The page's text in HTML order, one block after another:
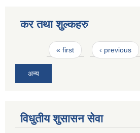
कर तथा शुल्कहरु
Pages« first ‹ previous
अन्य
विधुतीय शुसासन सेवा